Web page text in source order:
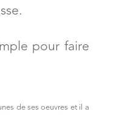
pour faire
de ses oeuvres et il a